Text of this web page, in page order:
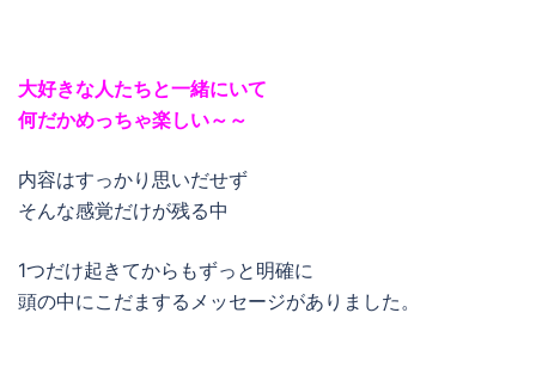
大好きな人たちと一緒にいて
何だかめっちゃ楽しい～～
内容はすっかり思いだせず
そんな感覚だけが残る中
1つだけ起きてからもずっと明確に
頭の中にこだまするメッセージがありました。